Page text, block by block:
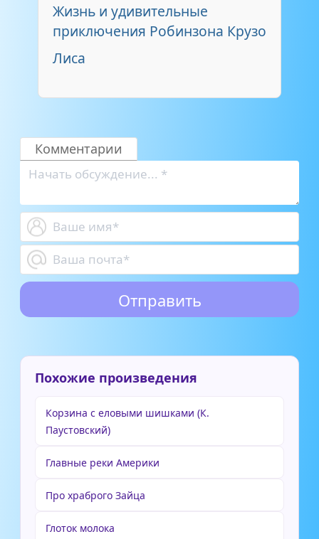
Жизнь и удивительные
приключения Робинзона Крузо
Лиса
Комментарии
Похожие произведения
Корзина с еловыми шишками (К.
Паустовский)
Главные реки Америки
Про храброго Зайца
Глоток молока